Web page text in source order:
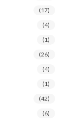
(17)
(4)
(1)
(26)
(4)
(1)
(42)
(6)